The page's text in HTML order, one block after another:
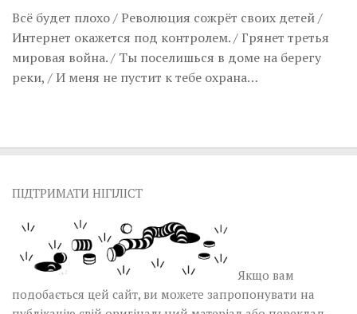
Всё будет плохо / Революция сожрёт своих детей /
Интернет окажется под контролем. / Грянет третья
мировая война. / Ты поселишься в доме на берегу
реки, / И меня не пустит к тебе охрана…
ПІДТРИМАТИ НІГІЛІСТ
Якщо вам
подобається цей сайт, ви можете запропонувати на